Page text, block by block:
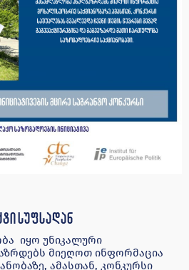
სუფსადან
იყო უნიკალური
მიეღოთ ინფორმაცია
ამასთან, კონკურსი